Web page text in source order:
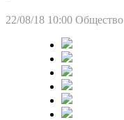
22/08/18 10:00 Общество